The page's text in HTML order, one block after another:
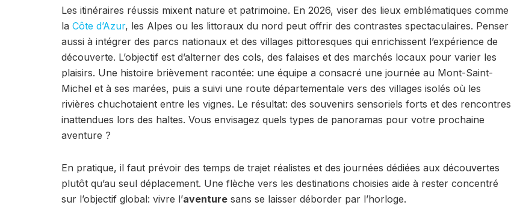
Les itinéraires réussis mixent nature et patrimoine. En 2026, viser des lieux emblématiques comme
la Côte d’Azur, les Alpes ou les littoraux du nord peut offrir des contrastes spectaculaires. Penser
aussi à intégrer des parcs nationaux et des villages pittoresques qui enrichissent l’expérience de
découverte. L’objectif est d’alterner des cols, des falaises et des marchés locaux pour varier les
plaisirs. Une histoire brièvement racontée: une équipe a consacré une journée au Mont-Saint-
Michel et à ses marées, puis a suivi une route départementale vers des villages isolés où les
rivières chuchotaient entre les vignes. Le résultat: des souvenirs sensoriels forts et des rencontres
inattendues lors des haltes. Vous envisagez quels types de panoramas pour votre prochaine
aventure ?
En pratique, il faut prévoir des temps de trajet réalistes et des journées dédiées aux découvertes
plutôt qu’au seul déplacement. Une flèche vers les destinations choisies aide à rester concentré
sur l’objectif global: vivre l’aventure sans se laisser déborder par l’horloge.